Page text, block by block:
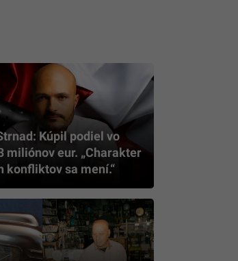
Kúpil podiel vo
miliónov eur. „Charakter
konfliktov sa mení.“